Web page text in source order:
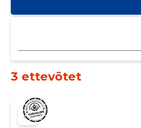
3 ettevõtet